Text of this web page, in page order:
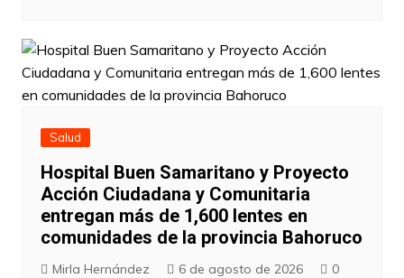
Salud
Hospital Buen Samaritano y Proyecto
Acción Ciudadana y Comunitaria
entregan más de 1,600 lentes en
comunidades de la provincia Bahoruco
Mirla Hernández 6 de agosto de 2026 0